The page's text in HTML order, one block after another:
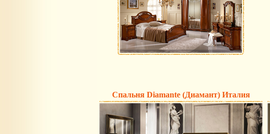
Спальня Diamante (Диамант) Италия